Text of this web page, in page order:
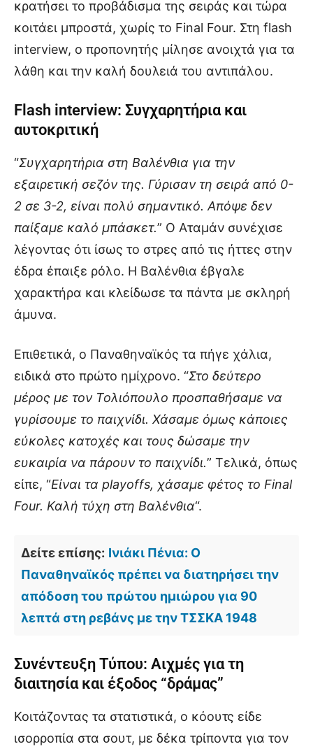
κρατήσει το προβάδισμα της σειράς και τώρα
κοιτάει μπροστά, χωρίς το Final Four. Στη flash
interview, ο προπονητής μίλησε ανοιχτά για τα
λάθη και την καλή δουλειά του αντιπάλου.
Flash interview: Συγχαρητήρια και
αυτοκριτική
“Συγχαρητήρια στη Βαλένθια για την
εξαιρετική σεζόν της. Γύρισαν τη σειρά από 0-
2 σε 3-2, είναι πολύ σημαντικό. Απόψε δεν
παίξαμε καλό μπάσκετ.” Ο Αταμάν συνέχισε
λέγοντας ότι ίσως το στρες από τις ήττες στην
έδρα έπαιξε ρόλο. Η Βαλένθια έβγαλε
χαρακτήρα και κλείδωσε τα πάντα με σκληρή
άμυνα.
Επιθετικά, ο Παναθηναϊκός τα πήγε χάλια,
ειδικά στο πρώτο ημίχρονο. “Στο δεύτερο
μέρος με τον Τολιόπουλο προσπαθήσαμε να
γυρίσουμε το παιχνίδι. Χάσαμε όμως κάποιες
εύκολες κατοχές και τους δώσαμε την
ευκαιρία να πάρουν το παιχνίδι.” Τελικά, όπως
είπε, “Είναι τα playoffs, χάσαμε φέτος το Final
Four. Καλή τύχη στη Βαλένθια“.
Δείτε επίσης: Ινιάκι Πένια: Ο
Παναθηναϊκός πρέπει να διατηρήσει την
απόδοση του πρώτου ημιώρου για 90
λεπτά στη ρεβάνς με την ΤΣΣΚΑ 1948
Συνέντευξη Τύπου: Αιχμές για τη
διαιτησία και έξοδος “δράμας”
Κοιτάζοντας τα στατιστικά, ο κόουτς είδε
ισορροπία στα σουτ, με δέκα τρίποντα για τον